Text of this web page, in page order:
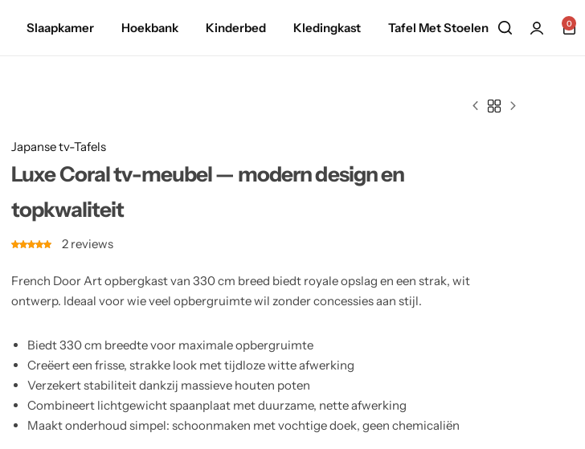
Slaapkamer Hoekbank Kinderbed Kledingkast Tafel Met Stoelen 0
Japanse tv-Tafels
Luxe Coral tv-meubel — modern design en
topkwaliteit
2 reviews
French Door Art opbergkast van 330 cm breed biedt royale opslag en een strak, wit
ontwerp. Ideaal voor wie veel opbergruimte wil zonder concessies aan stijl.
Biedt 330 cm breedte voor maximale opbergruimte
Creëert een frisse, strakke look met tijdloze witte afwerking
Verzekert stabiliteit dankzij massieve houten poten
Combineert lichtgewicht spaanplaat met duurzame, nette afwerking
Maakt onderhoud simpel: schoonmaken met vochtige doek, geen chemicaliën